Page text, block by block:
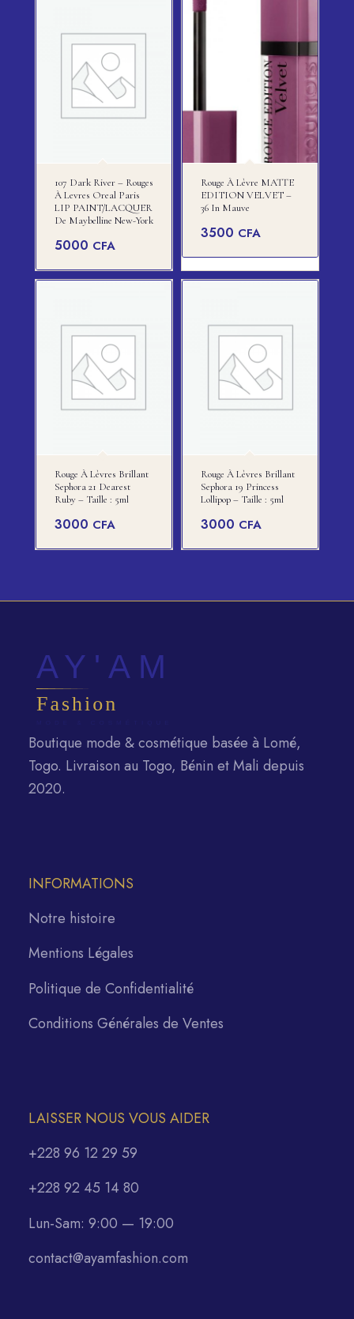
107 Dark River – Rouges
À Levres Oreal Paris
LIP PAINT/LACQUER
De Maybelline New-York
5000 CFA
Rouge À Lèvre MATTE
EDITION VELVET –
36 In Mauve
3500 CFA
Rouge À Lèvres Brillant
Sephora 21 Dearest
Ruby – Taille : 5ml
3000 CFA
Rouge À Lèvres Brillant
Sephora 19 Princess
Lollipop – Taille : 5ml
3000 CFA
Boutique mode & cosmétique basée à Lomé,
Togo. Livraison au Togo, Bénin et Mali depuis
2020.
INFORMATIONS
Notre histoire
Mentions Légales
Politique de Confidentialité
Conditions Générales de Ventes
LAISSER NOUS VOUS AIDER
+228 96 12 29 59
+228 92 45 14 80
Lun-Sam: 9:00 — 19:00
contact@ayamfashion.com